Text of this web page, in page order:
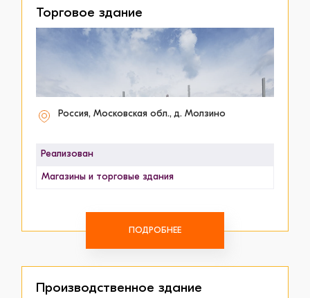
Торговое здание
Россия, Московская обл., д. Молзино
Реализован
Магазины и торговые здания
ПОДРОБНЕЕ
Производственное здание